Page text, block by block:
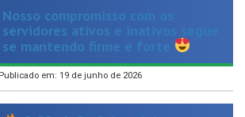
se mantendo firme e forte
Publicado em: 19 de junho de 2026
O São João Cultural de
Ferreiros 2026 vem aí!